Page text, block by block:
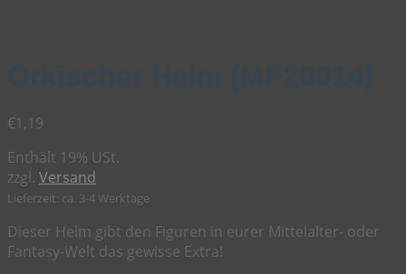
€1,19
Enthält 19% USt.
zzgl. Versand
Lieferzeit: ca. 3-4 Werktage
Dieser Helm gibt den Figuren in eurer Mittelalter- oder
Fantasy-Welt das gewisse Extra!